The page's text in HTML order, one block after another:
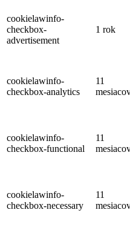
cookielawinfo-
checkbox-
advertisement
1 rok
cookielawinfo-
checkbox-analytics
11
cookielawinfo-
checkbox-functional
11
cookielawinfo-
checkbox-necessary
11